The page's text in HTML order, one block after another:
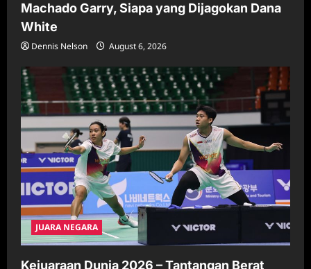
Machado Garry, Siapa yang Dijagokan Dana
White
Dennis Nelson August 6, 2026
JUARA NEGARA
Kejuaraan Dunia 2026 – Tantangan Berat